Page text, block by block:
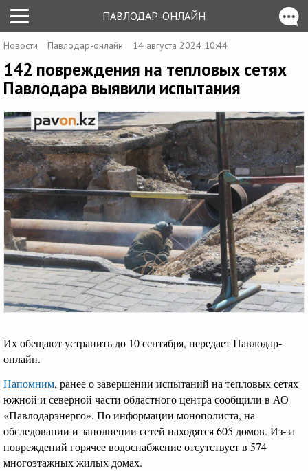
ПАВЛОДАР-ОНЛАЙН
Новости Павлодар-онлайн 14 августа 2024 10:44
142 повреждения на тепловых сетях
Павлодара выявили испытания
Их обещают устранить до 10 сентября, передает Павлодар-
онлайн.
Напомним, ранее о завершении испытаний на тепловых сетях
южной и северной части областного центра сообщили в АО
«Павлодарэнерго». По информации монополиста, на
обследовании и заполнении сетей находятся 605 домов. Из-за
повреждений горячее водоснабжение отсутствует в 574
многоэтажных жилых домах.